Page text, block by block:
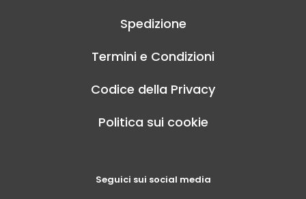
Spedizione
Termini e Condizioni
Codice della Privacy
Politica sui cookie
Seguici sui social media